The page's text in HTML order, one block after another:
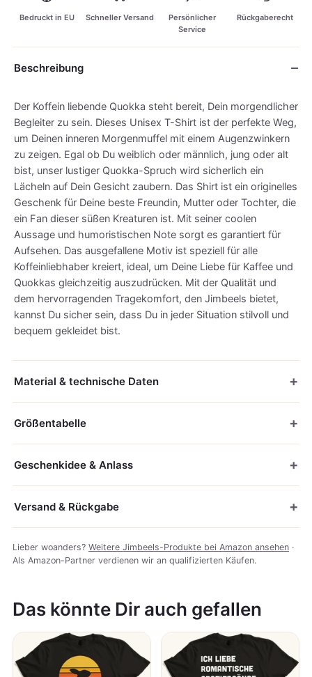
Bedruckt in EU Schneller Versand
Persönlicher
Service
Rückgaberecht
Beschreibung
Der Koffein liebende Quokka steht bereit, Dein morgendlicher
Begleiter zu sein. Dieses Unisex T-Shirt ist der perfekte Weg,
um Deinen inneren Morgenmuffel mit einem Augenzwinkern
zu zeigen. Egal ob Du weiblich oder männlich, jung oder alt
bist, unser lustiger Quokka-Spruch wird sicherlich ein
Lächeln auf Dein Gesicht zaubern. Das Shirt ist ein originelles
Geschenk für Deine beste Freundin, Mutter oder Tochter, die
ein Fan dieser süßen Kreaturen ist. Mit seiner coolen
Aussage und humoristischen Note sorgt es garantiert für
Aufsehen. Das ausgefallene Motiv ist speziell für alle
Koffeinliebhaber kreiert, ideal, um Deine Liebe für Kaffee und
Quokkas gleichzeitig auszudrücken. Mit der Qualität und
dem hervorragenden Tragekomfort, den Jimbeels bietet,
kannst Du sicher sein, dass Du in jeder Situation stilvoll und
bequem gekleidet bist.
Material & technische Daten
Größentabelle
Geschenkidee & Anlass
Versand & Rückgabe
Lieber woanders? Weitere Jimbeels-Produkte bei Amazon ansehen ·
Als Amazon-Partner verdienen wir an qualifizierten Käufen.
Das könnte Dir auch gefallen